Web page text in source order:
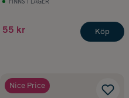
55 kr Köp
Nice Price